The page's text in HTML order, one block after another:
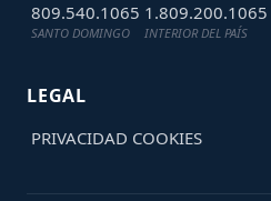
809.540.1065
SANTO DOMINGO
1.809.200.1065
INTERIOR DEL PAÍS
LEGAL
PRIVACIDAD COOKIES